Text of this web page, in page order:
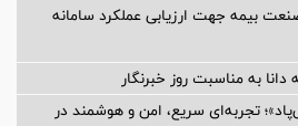
بیمه جهت ارزیابی عملکرد سامانه
به مناسبت روز خبرنگار
تجربه‌ای سریع، امن و هوشمند در